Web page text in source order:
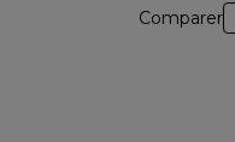
Comparer